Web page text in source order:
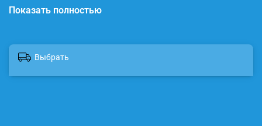
пищевые красители.
Показать полностью
Выбрать